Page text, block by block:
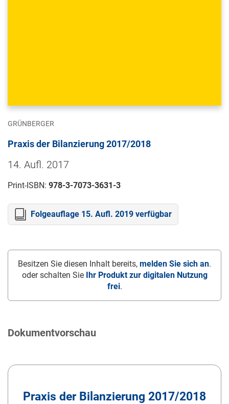
GRÜNBERGER
Praxis der Bilanzierung 2017/2018
14. Aufl. 2017
Print-ISBN: 978-3-7073-3631-3
Folgeauflage 15. Aufl. 2019 verfügbar
Besitzen Sie diesen Inhalt bereits, melden Sie sich an.
oder schalten Sie Ihr Produkt zur digitalen Nutzung
frei.
Dokumentvorschau
Praxis der Bilanzierung 2017/2018